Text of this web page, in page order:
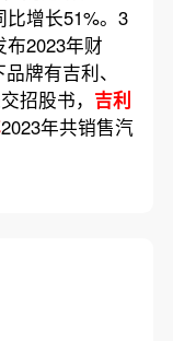
比增长51%。3
布2023年财
牌有吉利、
招股书， 吉利
2023年共销售汽